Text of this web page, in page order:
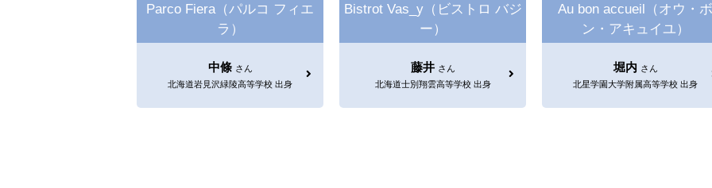
Parco Fiera（パルコ フィエ
ラ）
中條 さん
北海道岩見沢緑陵高等学校 出身
Bistrot Vas_y（ビストロ バジ
ー）
藤井 さん
北海道士別翔雲高等学校 出身
Au bon accueil（オウ・ボ
ン・アキュイユ）
堀内 さん
北星学園大学附属高等学校 出身